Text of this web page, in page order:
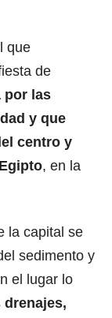
que
de
por las
y que
centro y
, en la
la capital se
sedimento y
el lugar lo